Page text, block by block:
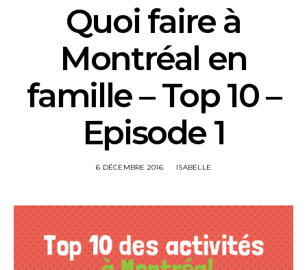
Quoi faire à
Montréal en
famille – Top 10 –
Episode 1
6 DÉCEMBRE 2016 ISABELLE